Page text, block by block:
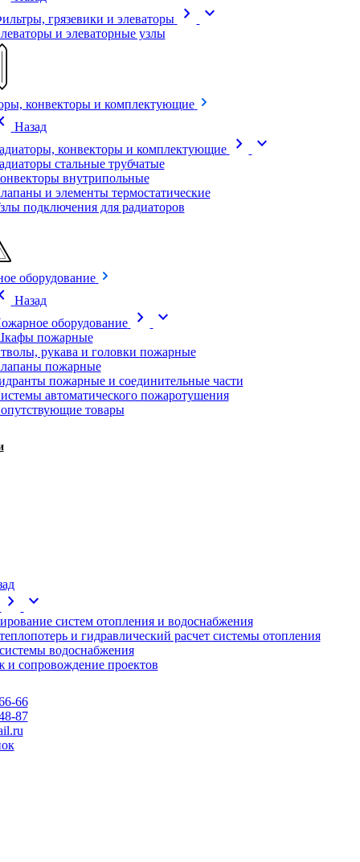
грязевики и элеваторы
chevron_right expand_more
и элеваторные узлы
конвекторы и комплектующие
Назад
конвекторы и комплектующие
chevron_right expand_more
стальные трубчатые
внутрипольные
и элементы термостатические
подключения для радиаторов
оборудование
Назад
оборудование
chevron_right expand_more
пожарные
рукава и головки пожарные
пожарные
пожарные и соединительные части
автоматического пожаротушения
товары
chevron_right expand_more
систем отопления и водоснабжения
и гидравлический расчет системы отопления
водоснабжения
и сопровождение проектов
66
87